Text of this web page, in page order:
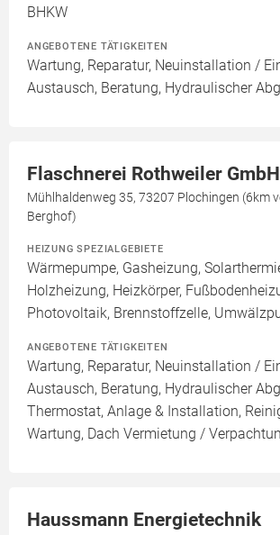
BHKW
ANGEBOTENE TÄTIGKEITEN
Wartung, Reparatur, Neuinstallation /
Austausch, Beratung, Hydraulischer
Flaschnerei Rothweiler GmbH
Mühlhaldenweg 35, 73207 Plochingen (6km
Berghof)
HEIZUNG SPEZIALGEBIETE
Wärmepumpe, Gasheizung,
Holzheizung, Heizkörper,
Photovoltaik, Brennstoffzelle,
ANGEBOTENE TÄTIGKEITEN
Wartung, Reparatur, Neuinstallation /
Austausch, Beratung, Hydraulischer
Thermostat, Anlage & Installation,
Wartung, Dach Vermietung /
Haussmann Energietechnik